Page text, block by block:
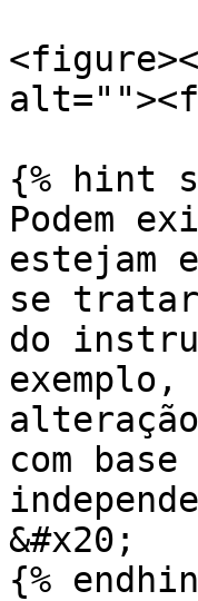
{% hint
Podem
estejam
se tratar
do
com
&#x20;
{%